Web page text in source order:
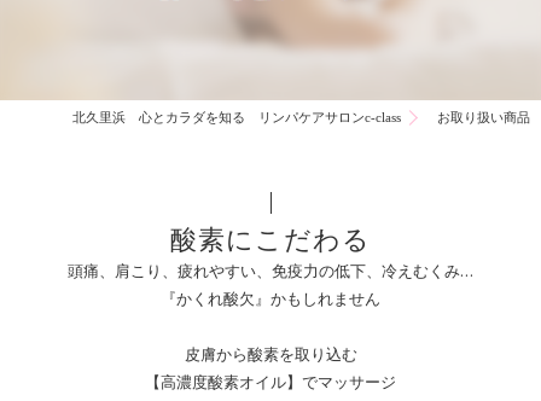
北久里浜 心とカラダを知る リンパケアサロンc-class お取り扱い商品
頭痛、肩こり、疲れやすい、免疫力の低下、冷えむくみ…
『かくれ酸欠』かもしれません
皮膚から酸素を取り込む
【高濃度酸素オイル】でマッサージ
酸素にこだわる